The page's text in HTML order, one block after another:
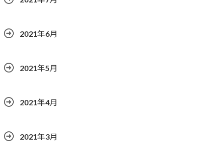
2021年6月
2021年5月
2021年4月
2021年3月